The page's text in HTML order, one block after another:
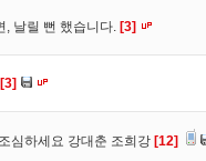
, 날릴 뻔 했습니다. [3]
[3]
심하세요 강대춘 조희강 [12]